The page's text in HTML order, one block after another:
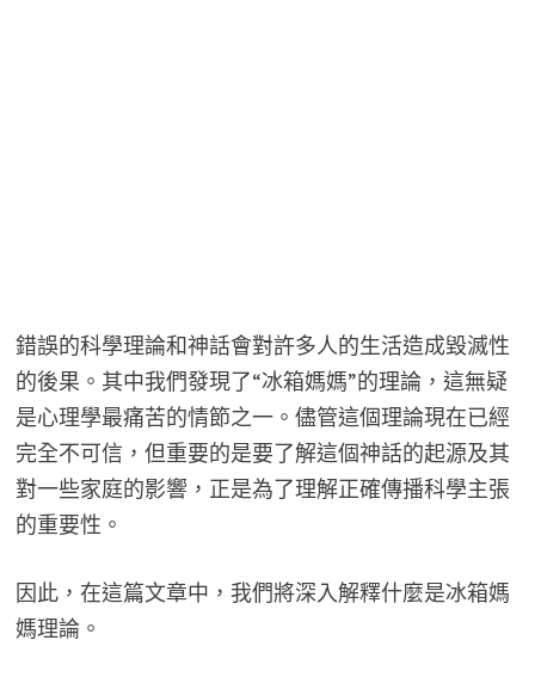
錯誤的科學理論和神話會對許多人的生活造成毀滅性
的後果。其中我們發現了“冰箱媽媽”的理論，這無疑
是心理學最痛苦的情節之一。儘管這個理論現在已經
完全不可信，但重要的是要了解這個神話的起源及其
對一些家庭的影響，正是為了理解正確傳播科學主張
的重要性。
因此，在這篇文章中，我們將深入解釋什麼是冰箱媽
媽理論。